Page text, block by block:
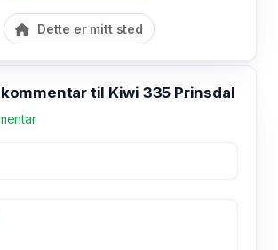
Dette er mitt sted
til Kiwi 335 Prinsdal